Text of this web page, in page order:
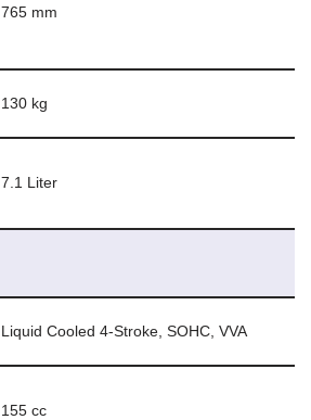
765 mm
130 kg
7.1 Liter
Liquid Cooled 4-Stroke, SOHC, VVA
155 cc